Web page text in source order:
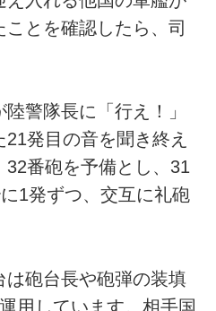
とを確認したら、司
警隊長に「行え！」
発目の音を聞き終え
番砲を予備とし、31
1発ずつ、交互に礼砲
は砲台長や砲弾の装填
用しています。相手国